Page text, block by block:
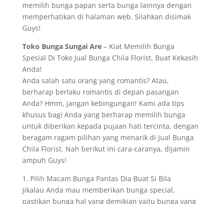
memilih bunga papan serta bunga lainnya dengan
memperhatikan di halaman web. Silahkan disimak
Guys!
Toko Bunga Sungai Are– Kiat Memilih Bunga
Spesial Di Toko Jual Bunga Chila Florist, Buat Kekasih
Anda!
Anda salah satu orang yang romantis? Atau,
berharap berlaku romantis di depan pasangan
Anda? Hmm, jangan kebingungan! Kami ada tips
khusus bagi Anda yang berharap memilih bunga
untuk diberikan kepada pujaan hati tercinta, dengan
beragam ragam pilihan yang menarik di Jual Bunga
Chila Florist. Nah berikut ini cara-caranya, dijamin
ampuh Guys!
1. Pilih Macam Bunga Pantas Dia Buat Si Bila
Jikalau Anda mau memberikan bunga special,
pastikan bunga hal yang demikian yaitu bunga yang